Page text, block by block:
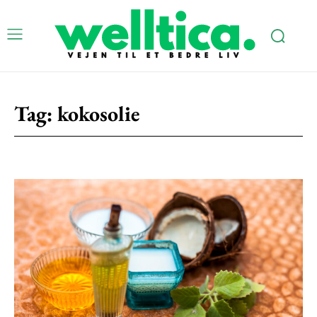
Subscription Plans
Tag: kokosolie